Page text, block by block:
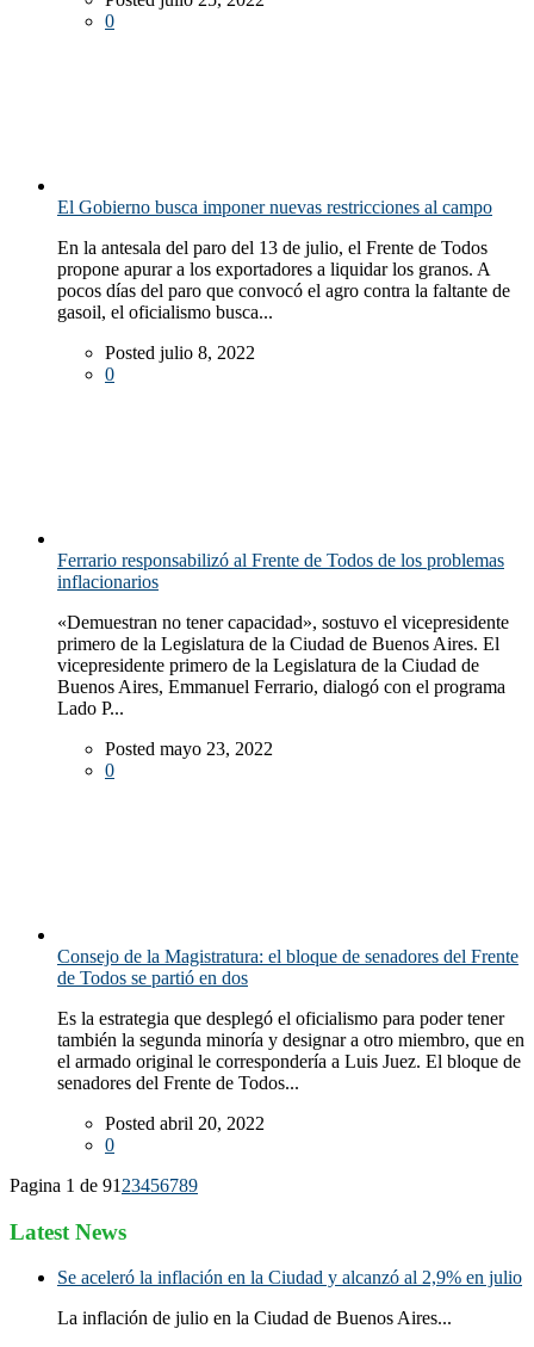
0
El Gobierno busca imponer nuevas restricciones al campo
En la antesala del paro del 13 de julio, el Frente de Todos
propone apurar a los exportadores a liquidar los granos. A
pocos días del paro que convocó el agro contra la faltante de
gasoil, el oficialismo busca...
Posted julio 8, 2022
0
Ferrario responsabilizó al Frente de Todos de los problemas
inflacionarios
«Demuestran no tener capacidad», sostuvo el vicepresidente
primero de la Legislatura de la Ciudad de Buenos Aires. El
vicepresidente primero de la Legislatura de la Ciudad de
Buenos Aires, Emmanuel Ferrario, dialogó con el programa
Lado P...
Posted mayo 23, 2022
0
Consejo de la Magistratura: el bloque de senadores del Frente
de Todos se partió en dos
Es la estrategia que desplegó el oficialismo para poder tener
también la segunda minoría y designar a otro miembro, que en
el armado original le correspondería a Luis Juez. El bloque de
senadores del Frente de Todos...
Posted abril 20, 2022
0
Pagina 1 de 91 23456789
Latest News
Se aceleró la inflación en la Ciudad y alcanzó al 2,9% en julio
La inflación de julio en la Ciudad de Buenos Aires...